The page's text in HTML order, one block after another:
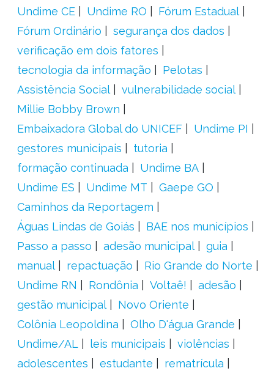
Undime CE
Undime RO
Fórum Estadual
Fórum Ordinário
segurança dos dados
verificação em dois fatores
tecnologia da informação
Pelotas
Assistência Social
vulnerabilidade social
Millie Bobby Brown
Embaixadora Global do UNICEF
Undime PI
gestores municipais
tutoria
formação continuada
Undime BA
Undime ES
Undime MT
Gaepe GO
Caminhos da Reportagem
Águas Lindas de Goiás
BAE nos municípios
Passo a passo
adesão municipal
guia
manual
repactuação
Rio Grande do Norte
Undime RN
Rondônia Voltaê!
adesão
gestão municipal
Novo Oriente
Colônia Leopoldina
Olho D'água Grande
Undime/AL
leis municipais
violências
adolescentes
estudante
rematrícula